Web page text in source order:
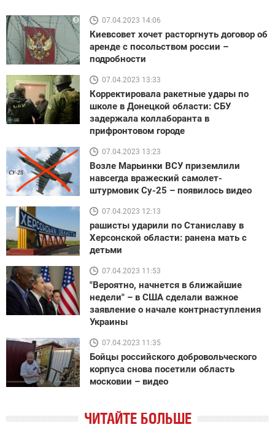
07.04.2023 14:06
Киевсовет хочет расторгнуть договор об
аренде с посольством россии –
подробности
07.04.2023 13:33
Корректировала ракетные удары по
школе в Донецкой области: СБУ
задержала коллаборанта в
прифронтовом городе
07.04.2023 13:23
Возле Марьинки ВСУ приземлили
навсегда вражеский самолет-
штурмовик Су-25 – появилось видео
07.04.2023 12:13
рашисты ударили по Станиславу в
Херсонской области: ранена мать с
детьми
07.04.2023 11:53
"Вероятно, начнется в ближайшие
недели" – в США сделали важное
заявление о начале контрнаступления
Украины
07.04.2023 11:35
Бойцы российского добровольческого
корпуса снова посетили область
московии – видео
ЧИТАЙТЕ БОЛЬШЕ